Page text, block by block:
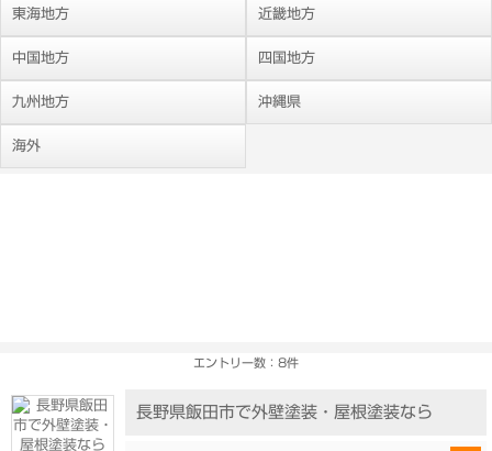
東海地方 近畿地方
中国地方 四国地方
九州地方 沖縄県
海外
エントリー数：8件
長野県飯田市で外壁塗装・屋根塗装なら